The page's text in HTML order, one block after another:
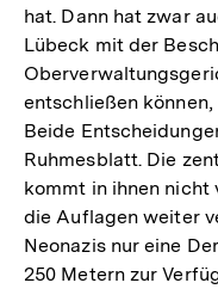
hat. Dann hat zwar
Lübeck mit der
entschließen
Beide
Ruhmesblatt. Die
kommt in ihnen nicht
die Auflagen weiter
Neonazis nur eine
250 Metern zur